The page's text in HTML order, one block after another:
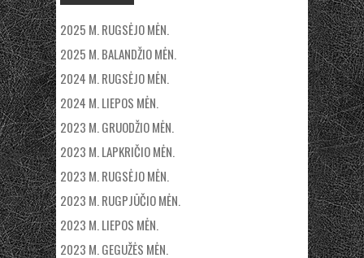
2025 M. RUGSĖJO MĖN.
2025 M. BALANDŽIO MĖN.
2024 M. RUGSĖJO MĖN.
2024 M. LIEPOS MĖN.
2023 M. GRUODŽIO MĖN.
2023 M. LAPKRIČIO MĖN.
2023 M. RUGSĖJO MĖN.
2023 M. RUGPJŪČIO MĖN.
2023 M. LIEPOS MĖN.
2023 M. GEGUŽĖS MĖN.